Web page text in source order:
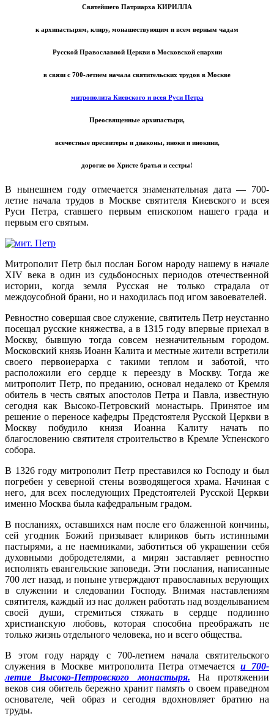
Святейшего Патриарха КИРИЛЛА
к архипастырям, клиру, монашествующим и всем верным чадам
Русской Православной Церкви в Московской епархии
в связи с 700-летием начала святительских трудов в Москве
митрополита Киевского и всея Руси Петра
Преосвященные архипастыри,
всечестные пресвитеры и диаконы, иноки и инокини,
дорогие во Христе братья и сестры!
В нынешнем году отмечается знаменательная дата — 700-
летие начала трудов в Москве святителя Киевского и всея
Руси Петра, ставшего первым епископом нашего града и
первым его святым.
Митрополит Петр был послан Богом народу нашему в начале
XIV века в один из судьбоносных периодов отечественной
истории, когда земля Русская не только страдала от
междоусобной брани, но и находилась под игом завоевателей.
Ревностно совершая свое служение, святитель Петр неустанно
посещал русские княжества, а в 1315 году впервые приехал в
Москву, бывшую тогда совсем незначительным городом.
Московский князь Иоанн Калита и местные жители встретили
своего первоиерарха с такими теплом и заботой, что
расположили его сердце к переезду в Москву. Тогда же
митрополит Петр, по преданию, основал недалеко от Кремля
обитель в честь святых апостолов Петра и Павла, известную
сегодня как Высоко-Петровский монастырь. Принятое им
решение о переносе кафедры Предстоятеля Русской Церкви в
Москву побудило князя Иоанна Калиту начать по
благословению святителя строительство в Кремле Успенского
собора.
В 1326 году митрополит Петр преставился ко Господу и был
погребен у северной стены возводящегося храма. Начиная с
него, для всех последующих Предстоятелей Русской Церкви
именно Москва была кафедральным градом.
В посланиях, оставшихся нам после его блаженной кончины,
сей угодник Божий призывает клириков быть истинными
пастырями, а не наемниками, заботиться об украшении себя
духовными добродетелями, а мирян заставляет ревностно
исполнять евангельские заповеди. Эти послания, написанные
700 лет назад, и поныне утверждают православных верующих
в служении и следовании Господу. Внимая наставлениям
святителя, каждый из нас должен работать над возделыванием
своей души, стремиться стяжать в сердце подлинно
христианскую любовь, которая способна преображать не
только жизнь отдельного человека, но и всего общества.
В этом году наряду с 700-летием начала святительского
служения в Москве митрополита Петра отмечаетсяи 700-
летие Высоко-Петровского монастыря. На протяжении
веков сия обитель бережно хранит память о своем праведном
основателе, чей образ и сегодня вдохновляет братию на
труды.